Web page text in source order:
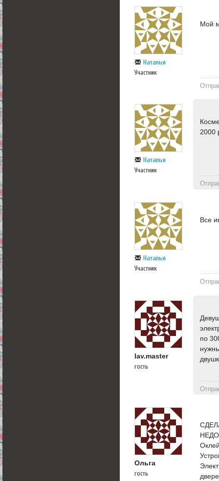
Наталья
Участник
Мой
Наталья
Участник
2000
Наталья
Участник
Все
lav.master
гость
по
Ольга
гость